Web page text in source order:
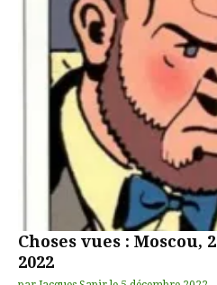
Choses vues : Moscou,
2022